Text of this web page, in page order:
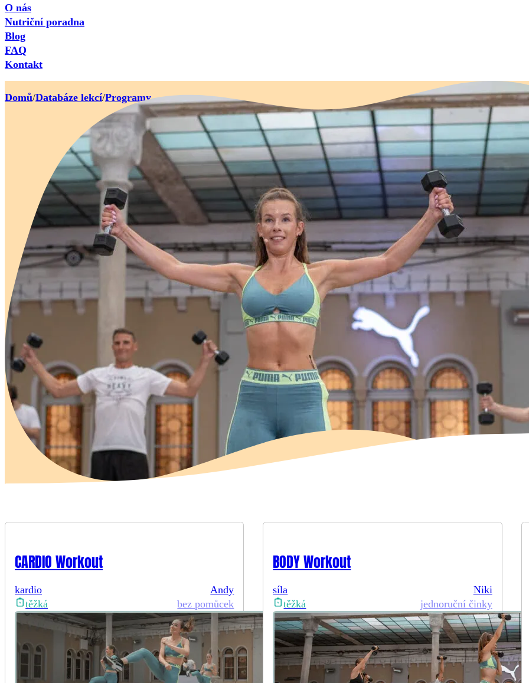
O nás
Nutriční poradna
Blog
FAQ
Kontakt
Domů/Databáze lekcí/Programy FITFAB
FITFAB Workout je
kardio, silový trénink s
tanec či couple workout –
Program je vhodný pro
Průměrná délka lekcí: 35
Průměrná obtížnost:
CARDIO Workout
kardio
těžká
Andy
bez pomůcek
BODY Workout
síla
těžká
Niki
jednoruční činky